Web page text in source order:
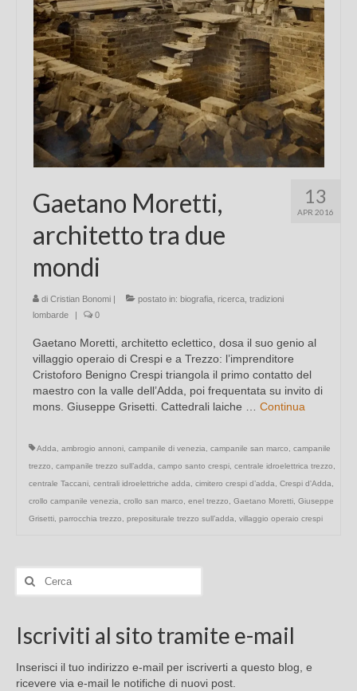
13
APR 2016
Gaetano Moretti,
architetto tra due
mondi
di Cristian Bonomi | postato in: biografia ricerca tradizioni
lombarde
| 0
Gaetano Moretti, architetto eclettico, dosa il suo genio al
villaggio operaio di Crespi e a Trezzo: l’imprenditore
Cristoforo Benigno Crespi triangola il primo contatto del
maestro con la valle dell’Adda, poi frequentata su invito di
mons. Giuseppe Grisetti. Cattedrali laiche … Continua
Adda ambrogio annoni campanile di venezia campanile san marco
campanile
trezzo
campanile trezzo sull’adda campo santo crespi centrale idroelettrica trezzo
centrale Taccani centrali idroelettriche adda cimitero crespi d’adda Crespi d'Adda
crollo campanile venezia
crollo san marco enel trezzo Gaetano Moretti Giuseppe
Grisetti parrocchia trezzo prepositurale trezzo sull’adda villaggio operaio crespi
Cerca:
Iscriviti al sito tramite e-mail
Inserisci il tuo indirizzo e-mail per iscriverti a questo blog, e
ricevere via e-mail le notifiche di nuovi post.